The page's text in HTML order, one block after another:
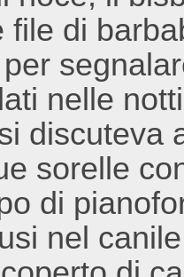
file di
nelle
discuteva
sorelle
di
nel